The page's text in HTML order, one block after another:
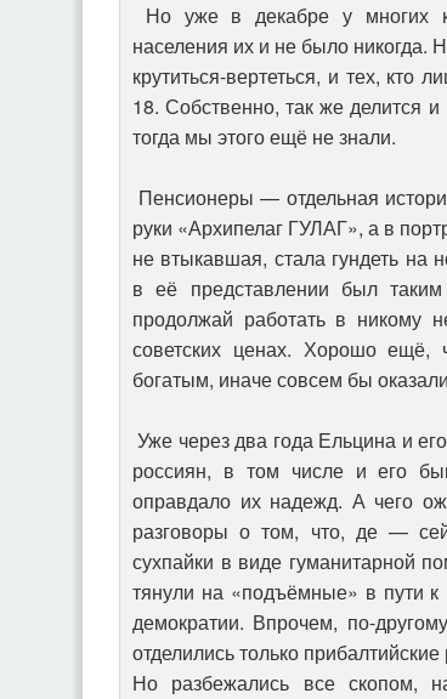
Но уже в декабре у многих
населения их и не было никогда.
крутиться-вертеться, и тех, кто
18. Собственно, так же делится
тогда мы этого ещё не знали.
Пенсионеры — отдельная
руки «Архипелаг ГУЛАГ», а в
не втыкавшая, стала гундеть на
в её представлении был
продолжай работать в никому
советских ценах. Хорошо ещё,
богатым, иначе совсем бы
Уже через два года Ельцина и
россиян, в том числе и его
оправдало их надежд. А чего
разговоры о том, что, де —
сухпайки в виде гуманитарной
тянули на «подъёмные» в пути
демократии. Впрочем, по-
отделились только
Но разбежались все скопом,